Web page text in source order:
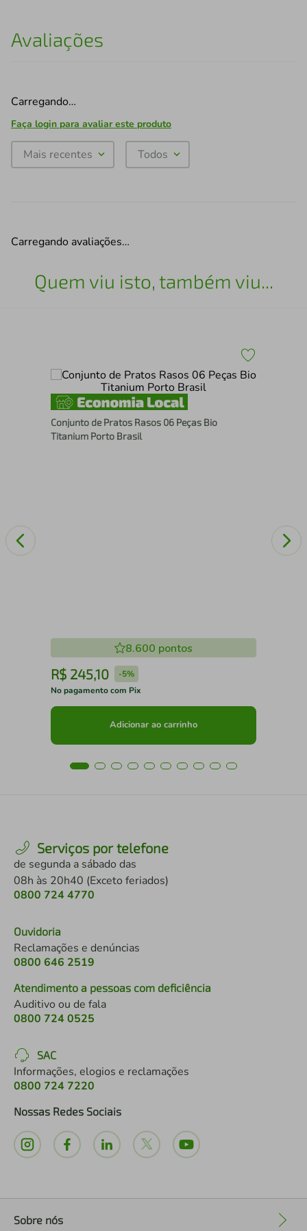
Avaliações
Carregando…
Faça login para avaliar este produto
Mais recentes Todos
Carregando avaliações…
Quem viu isto, também viu...
Conjunto de Pratos Rasos 06 Peças Bio
Titanium Porto Brasil
8.600 pontos
R$ 245,10 -5%
No pagamento com Pix
Adicionar ao carrinho
Serviços por telefone
de segunda a sábado das
08h às 20h40 (Exceto feriados)
0800 724 4770
Ouvidoria
Reclamações e denúncias
0800 646 2519
Atendimento a pessoas com deficiência
Auditivo ou de fala
0800 724 0525
SAC
Informações, elogios e reclamações
0800 724 7220
Nossas Redes Sociais
Sobre nós